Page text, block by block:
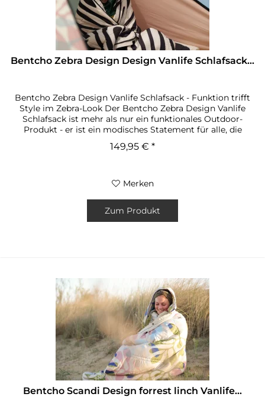
Bentcho Zebra Design Design Vanlife Schlafsack...
Bentcho Zebra Design Vanlife Schlafsack - Funktion trifft
Style im Zebra-Look Der Bentcho Zebra Design Vanlife
Schlafsack ist mehr als nur ein funktionales Outdoor-
Produkt - er ist ein modisches Statement für alle, die
Komfort,...
149,95 € *
Merken
Zum Produkt
Bentcho Scandi Design forrest linch Vanlife...